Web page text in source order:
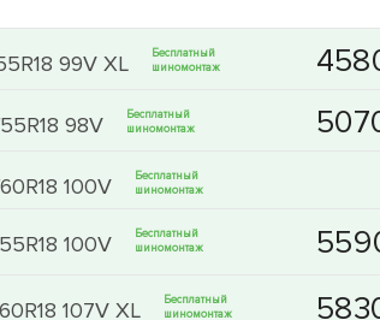
99V XL
Бесплатный
шиномонтаж
98V
Бесплатный
шиномонтаж
100V
Бесплатный
шиномонтаж
100V
Бесплатный
шиномонтаж
107V XL
Бесплатный
шиномонтаж